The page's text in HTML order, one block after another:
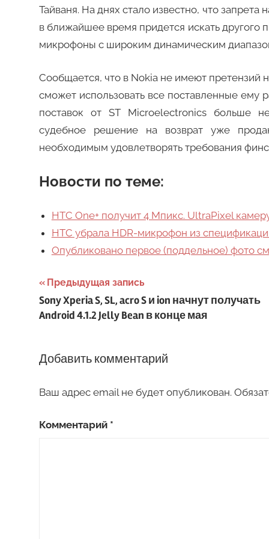
Тайваня. На днях стало известно, что
в ближайшее время придется искать другого
микрофоны с широким динамическим
Сообщается, что в Nokia не имеют претензий
сможет использовать все поставленные
поставок от ST Microelectronics больше
судебное решение на возврат уже
необходимым удовлетворять требования
Новости по теме:
HTC One+ получит 4 Мпикс. UltraPixel
HTC убрала HDR-микрофон из
Опубликовано первое (поддельное) фото
Навигация
по
Предыдущая запись
Sony Xperia S, SL, acro S и ion начнут получать
Android 4.1.2 Jelly Bean в конце мая
Добавить комментарий
Ваш адрес email не будет опубликован.
Комментарий *